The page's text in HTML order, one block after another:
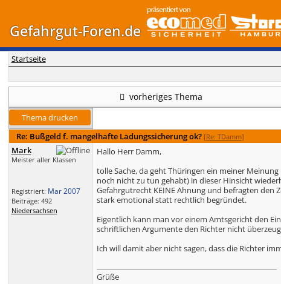
Gefahrgut-Foren.de
Startseite
vorheriges Thema
Thema drucken
Re: Bußgeld f. mangelhafte Ladungssicherung ok? [Re: TDamm]
Mark
Meister aller Klassen
Registriert: Mar 2007
Beiträge: 492
Niedersachsen
Hallo Herr Damm,
tolle Sache, da geht Thüringen ein meiner
noch nicht zu tun gehabt) in dieser Hinsicht
Gefahrgutrecht KEINE Ahnung und befragten den
stark emotional statt rechtlich begründet.
Eigentlich kann man vor einem Amtsgericht den
schriftlichen Argumente den Richter nicht
Ich will damit aber nicht sagen, dass die Richter
Grüße